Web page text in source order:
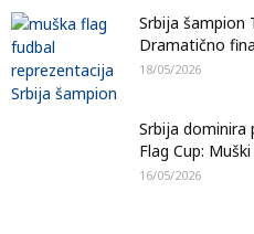
Srbija šampion
Dramatično
18/05/2026
Srbija dominira
Flag Cup:
16/05/2026